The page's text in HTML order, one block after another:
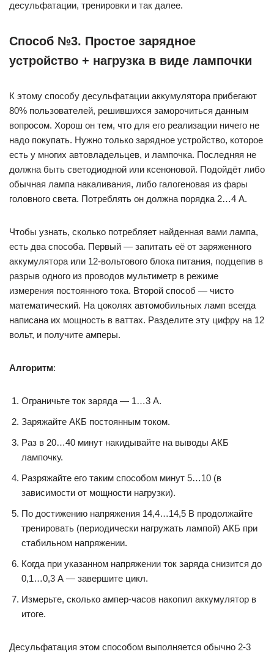
десульфатации, тренировки и так далее.
Способ №3. Простое зарядное
устройство + нагрузка в виде лампочки
К этому способу десульфатации аккумулятора прибегают
80% пользователей, решившихся заморочиться данным
вопросом. Хорош он тем, что для его реализации ничего не
надо покупать. Нужно только зарядное устройство, которое
есть у многих автовладельцев, и лампочка. Последняя не
должна быть светодиодной или ксеноновой. Подойдёт либо
обычная лампа накаливания, либо галогеновая из фары
головного света. Потреблять он должна порядка 2…4 А.
Чтобы узнать, сколько потребляет найденная вами лампа,
есть два способа. Первый — запитать её от заряженного
аккумулятора или 12-вольтового блока питания, подцепив в
разрыв одного из проводов мультиметр в режиме
измерения постоянного тока. Второй способ — чисто
математический. На цоколях автомобильных ламп всегда
написана их мощность в ваттах. Разделите эту цифру на 12
вольт, и получите амперы.
Алгоритм:
Ограничьте ток заряда — 1…3 А.
Заряжайте АКБ постоянным током.
Раз в 20…40 минут накидывайте на выводы АКБ
лампочку.
Разряжайте его таким способом минут 5…10 (в
зависимости от мощности нагрузки).
По достижению напряжения 14,4…14,5 В продолжайте
тренировать (периодически нагружать лампой) АКБ при
стабильном напряжении.
Когда при указанном напряжении ток заряда снизится до
0,1…0,3 А — завершите цикл.
Измерьте, сколько ампер-часов накопил аккумулятор в
итоге.
Десульфатация этом способом выполняется обычно 2-3